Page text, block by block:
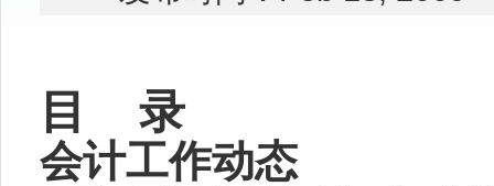
目 录
会计工作动态